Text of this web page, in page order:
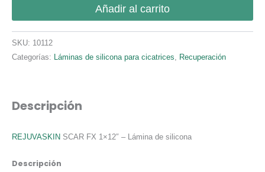
Lamina
de
Silicona
cantidad
Añadir al carrito
SKU: 10112
Categorías: Láminas de silicona para cicatrices Recuperación
Descripción
REJUVASKIN SCAR FX 1×12″ – Lámina de silicona
Descripción